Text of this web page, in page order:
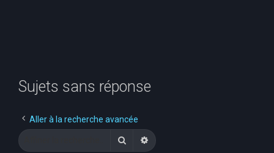
Sujets sans réponse
Aller à la recherche avancée
RechercherRecherche avancée